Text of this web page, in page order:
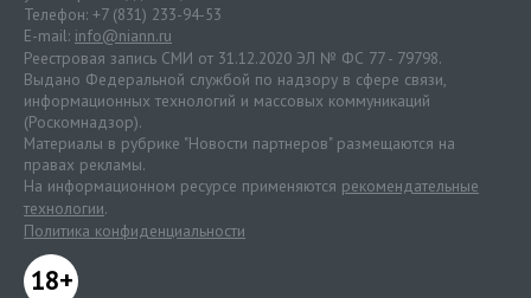
Телефон: +7 (831) 233-94-53
E-mail: info@niann.ru
Реестровая запись СМИ от 31.12.2020 ЭЛ № ФС 77 - 79798.
Выдано Федеральной службой по надзору в сфере связи,
информационных технологий и массовых коммуникаций
(Роскомнадзор).
Материалы в рубрике "Новости партнеров" размещаются на
правах рекламы.
На информационном ресурсе применяются рекомендательные
технологии.
Политика конфиденциальности
18+